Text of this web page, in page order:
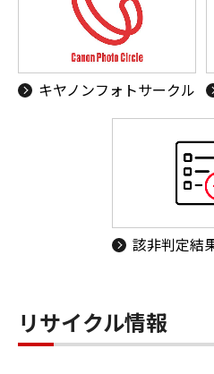
キヤノンフォトサークル
該非判定結
リサイクル情報